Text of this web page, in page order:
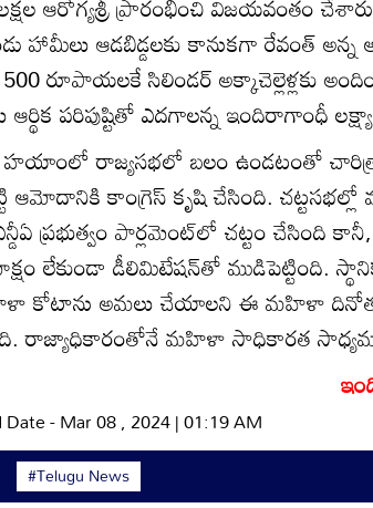
హామీలు ఆడబిడ్డలకు కానుకగా రేవంత్ అన్న
రూపాయలకే సిలిండర్ అక్కాచెల్లెళ్లకు
ఆర్థిక పరిపుష్టితో ఎదగాలన్న ఇందిరాగాంధీ
రాజ్యసభలో బలం ఉండటంతో
ఆమోదానికి కాంగ్రెస్‌ కృషి చేసింది.
ఎన్డీఏ ప్రభుత్వం పార్లమెంట్‌లో చట్టం చేసింది
లేకుండా డీలిమిటేషన్‌తో ముడిపెట్టింది.
కోటాను అమలు చేయాలని ఈ మహిళా
రాజ్యాధికారంతోనే మహిళా సాధికారత
- Mar 08 , 2024 | 01:19 AM
#Telugu News